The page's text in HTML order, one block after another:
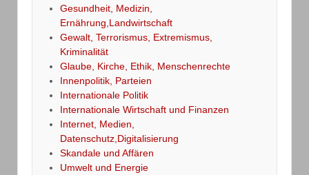
Gesundheit, Medizin,
Ernährung,Landwirtschaft
Gewalt, Terrorismus, Extremismus,
Kriminalität
Glaube, Kirche, Ethik, Menschenrechte
Innenpolitik, Parteien
Internationale Politik
Internationale Wirtschaft und Finanzen
Internet, Medien,
Datenschutz,Digitalisierung
Skandale und Affären
Umwelt und Energie